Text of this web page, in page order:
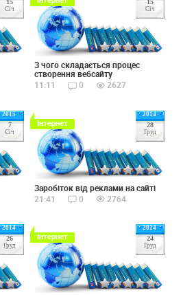
15
Січ
15
Січ
З чого складається процес
створення вебсайту
11:11
0 2627
2015
7
Січ
2014
28
Груд
Інтернет
Заробіток від реклами на сайті
21:41
0 2764
2014
26
Груд
2014
24
Груд
Інтернет